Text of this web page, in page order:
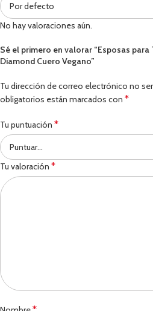
No hay valoraciones aún.
Sé el primero en valorar “Esposas
Diamond Cuero Vegano”
Tu dirección de correo electrónico no
obligatorios están marcados con *
Tu puntuación *
Tu valoración *